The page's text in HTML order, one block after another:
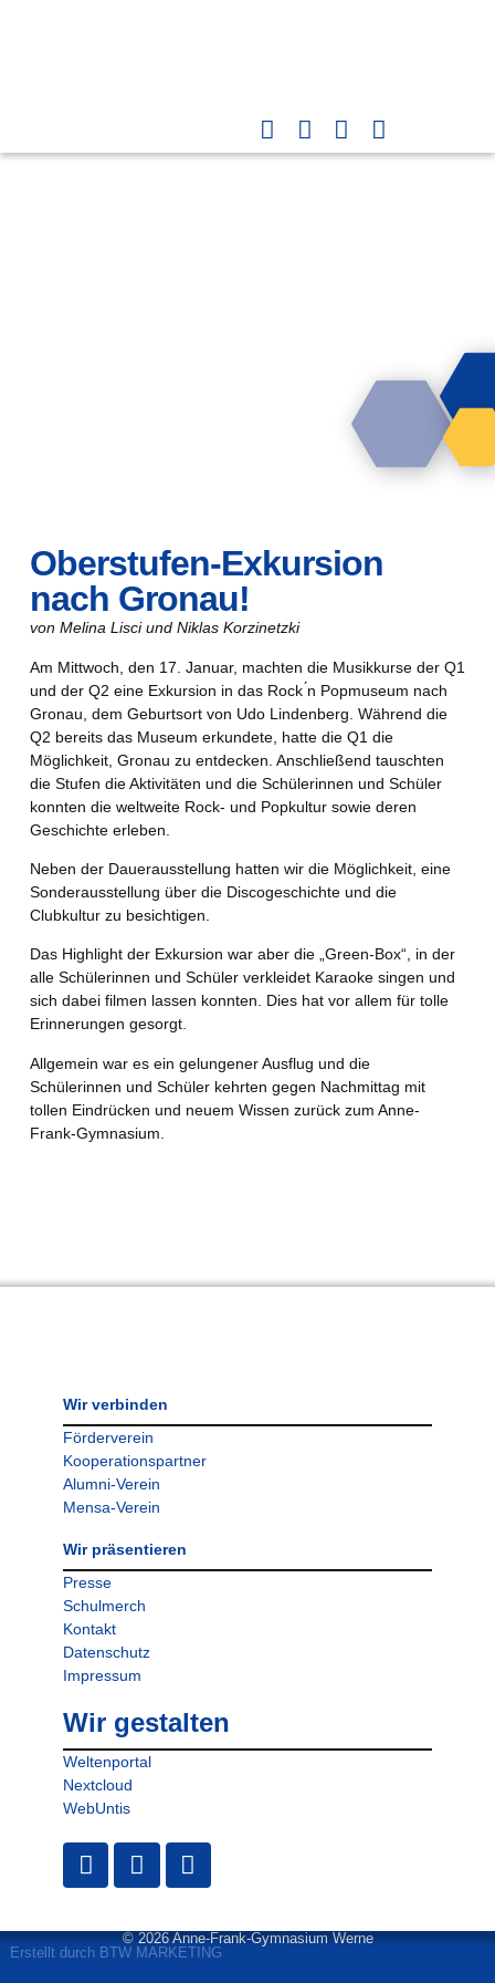
Oberstufen-Exkursion
nach Gronau!
von Melina Lisci und Niklas Korzinetzki
Am Mittwoch, den 17. Januar, machten die Musikkurse der Q1
und der Q2 eine Exkursion in das Rock ́n Popmuseum nach
Gronau, dem Geburtsort von Udo Lindenberg. Während die
Q2 bereits das Museum erkundete, hatte die Q1 die
Möglichkeit, Gronau zu entdecken. Anschließend tauschten
die Stufen die Aktivitäten und die Schülerinnen und Schüler
konnten die weltweite Rock- und Popkultur sowie deren
Geschichte erleben.
Neben der Dauerausstellung hatten wir die Möglichkeit, eine
Sonderausstellung über die Discogeschichte und die
Clubkultur zu besichtigen.
Das Highlight der Exkursion war aber die „Green-Box“, in der
alle Schülerinnen und Schüler verkleidet Karaoke singen und
sich dabei filmen lassen konnten. Dies hat vor allem für tolle
Erinnerungen gesorgt.
Allgemein war es ein gelungener Ausflug und die
Schülerinnen und Schüler kehrten gegen Nachmittag mit
tollen Eindrücken und neuem Wissen zurück zum Anne-
Frank-Gymnasium.
Wir verbinden
Förderverein
Kooperationspartner
Alumni-Verein
Mensa-Verein
Wir präsentieren
Presse
Schulmerch
Kontakt
Datenschutz
Impressum
Wir gestalten
Weltenportal
Nextcloud
WebUntis
© 2026 Anne-Frank-Gymnasium Werne
Erstellt durch BTW MARKETING